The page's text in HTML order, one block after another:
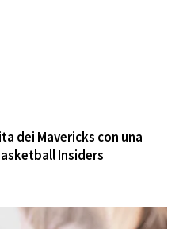
dei Mavericks con una
Insiders